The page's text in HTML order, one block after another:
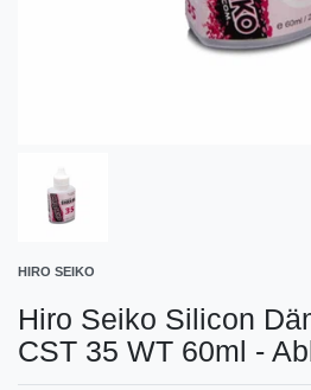
HIRO SEIKO
Hiro Seiko Silicon
CST 35 WT 60ml -